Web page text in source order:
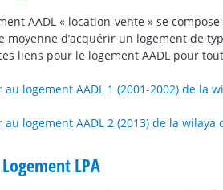
AADL « location-vente » se
moyenne d’acquérir un logement de
liens pour le logement AADL pour
au logement AADL 1 (2001-2002) de la
au logement AADL 2 (2013) de la wilaya
LPA